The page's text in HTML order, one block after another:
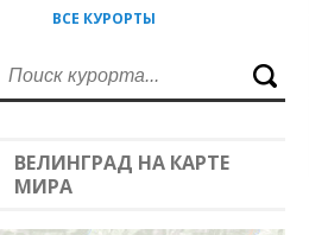
ВСЕ КУРОРТЫ
ВЕЛИНГРАД НА КАРТЕ
МИРА